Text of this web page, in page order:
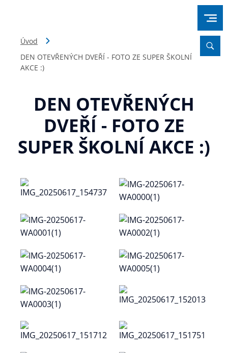
Úvod
DEN OTEVŘENÝCH DVEŘÍ - FOTO ZE SUPER ŠKOLNÍ
AKCE :)
DEN OTEVŘENÝCH
DVEŘÍ - FOTO ZE
SUPER ŠKOLNÍ AKCE :)